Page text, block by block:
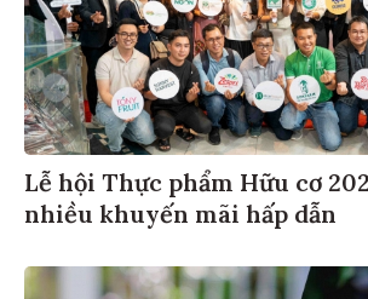
Lễ hội Thực phẩm Hữu cơ
nhiều khuyến mãi hấp dẫn